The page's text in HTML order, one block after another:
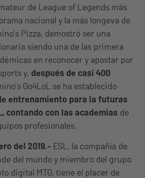
de League of Legends más
nacional y la más longeva de
Pizza, demostró ser una
siendo una de las primera
en reconocer y apostar por
y, después de casi 400
Go4LoL se ha establecido
entrenamiento para la futuras
contando con las academias de
profesionales.
del 2019.- ESL, la compañía de
del mundo y miembro del grupo
digital MTG, tiene el placer de